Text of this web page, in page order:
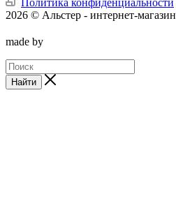
2026 © Альстер - интернет-магазин
made by
Найти